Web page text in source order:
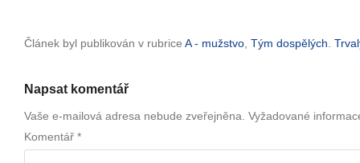
Článek byl publikován v rubrice A - mužstvo Tým dospělých
Napsat komentář
Vaše e-mailová adresa nebude zveřejněna. Vyžadované
Komentář *